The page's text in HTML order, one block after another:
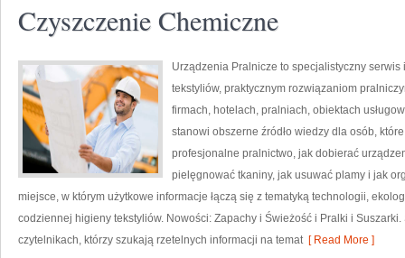
Czyszczenie Chemiczne
Urządzenia Pralnicze to specjalistyczny
tekstyliów, praktycznym rozwiązaniom
firmach, hotelach, pralniach, obiektach
stanowi obszerne źródło wiedzy dla osób,
profesjonalne pralnictwo, jak dobierać
pielęgnować tkaniny, jak usuwać plamy i jak
miejsce, w którym użytkowe informacje łączą się z tematyką technologii,
codziennej higieny tekstyliów. Nowości: Zapachy i Świeżość i Pralki i Suszarki.
czytelnikach, którzy szukają rzetelnych informacji na temat[ Read More ]